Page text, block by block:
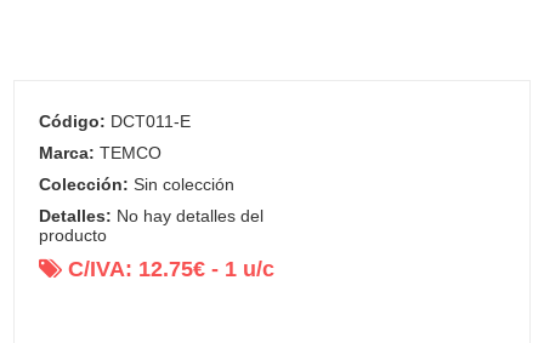
Código: DCT011-E
Marca: TEMCO
Colección: Sin colección
Detalles: No hay detalles del
producto
C/IVA: 12.75€ - 1 u/c